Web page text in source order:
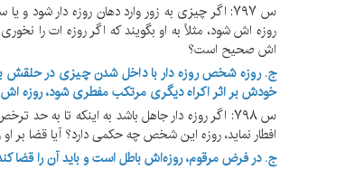
س ۷۹۷: اگر چیزی به زور وارد دهان روزه دار شود
روزه اش شود، مثلاً به او بگویند که اگر روزه ات را
اش صحیح است؟
ج. روزه شخص روزه دار با داخل شدن چیزی در حلقش
خودش بر اثر اکراه دیگری مرتکب مفطری شود، روزه
س ۷۹۸: اگر روزه دار جاهل باشد به اینکه تا به
افطار نماید، روزه این شخص چه حکمی دارد؟ آیا قضا بر
ج. در فرض مرقوم، روزه‌اش باطل است و باید آن را قضا کند